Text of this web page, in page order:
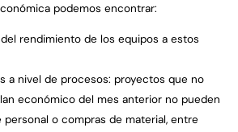
podemos encontrar:
rendimiento de los equipos a estos
a nivel de procesos: proyectos que no
económico del mes anterior no pueden
o compras de material, entre